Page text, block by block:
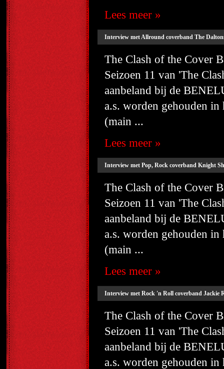
Lees meer »
Interview met Allround coverband The
The Clash of the Cover
Seizoen 11 van 'The
aanbeland bij de
a.s. worden gehouden
(main ...
Lees meer »
Interview met Pop, Rock coverband Knight
The Clash of the Cover
Seizoen 11 van 'The
aanbeland bij de
a.s. worden gehouden
(main ...
Lees meer »
Interview met Rock 'n Roll coverband Jackie
The Clash of the Cover
Seizoen 11 van 'The
aanbeland bij de
a.s. worden gehouden